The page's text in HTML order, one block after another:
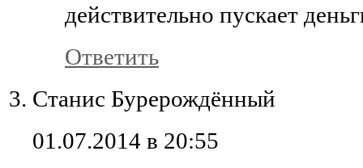
действительно пускает
Ответить
Станис Бурерождённый
01.07.2014 в 20:55